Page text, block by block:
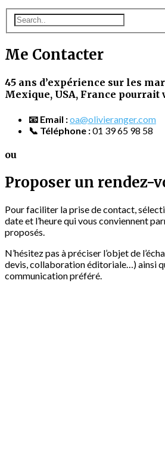
Me Contacter
45 ans d’expérience sur les
Mexique, USA, France pourrait
📧 Email :oa@olivieranger.com
📞 Téléphone :01 39 65 98 58
ou
Proposer un rendez-
Pour faciliter la prise de contact,
date et l’heure qui vous conviennent
proposés.
N’hésitez pas à préciser l’objet de
devis, collaboration éditoriale…) ainsi
communication préféré.